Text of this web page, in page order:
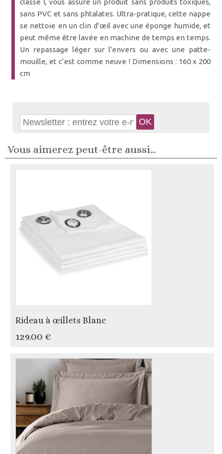
classe I, vous assure un produit sans produits toxiques,
sans PVC et sans phtalates. Ultra-pratique, cette nappe
se nettoie en un clin d’œil avec une éponge humide, et
peut même être lavée en machine de temps en temps.
Un repassage léger sur l'envers ou avec une patte-
mouille, et c’est comme neuve ! Dimensions : 160 x 200
cm
Vous aimerez peut-être aussi...
Rideau à œillets Blanc
129.00 €